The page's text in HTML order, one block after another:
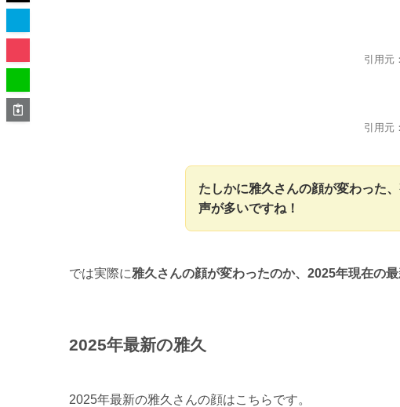
引用元：
引用元：
たしかに雅久さんの顔が変わった
声が多いですね！
では実際に雅久さんの顔が変わったのか、2025年現在の
2025年最新の雅久
2025年最新の雅久さんの顔はこちらです。